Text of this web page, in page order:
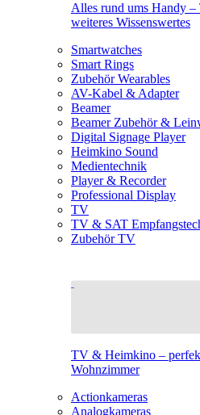
Alles rund ums Handy –
weiteres Wissenswertes
Smartwatches
Smart Rings
Zubehör Wearables
AV-Kabel & Adapter
Beamer
Beamer Zubehör &
Digital Signage Player
Heimkino Sound
Medientechnik
Player & Recorder
Professional Display
TV
TV & SAT
Zubehör TV
TV & Heimkino –
Wohnzimmer
Actionkameras
Analogkameras